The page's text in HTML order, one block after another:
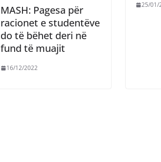
MASH: Pagesa për
racionet e studentëve
do të bëhet deri në
fund të muajit
16/12/2022
25/01/